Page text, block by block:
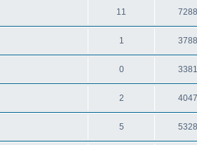
11 7288
1 3788
0 3381
2 4047
5 5328